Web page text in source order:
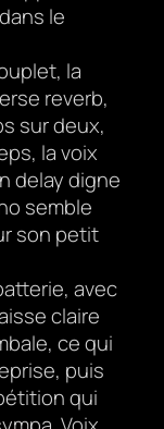
le
la
reverb,
sur deux,
la voix
delay digne
semble
son petit
avec
claire
ce qui
puis
qui